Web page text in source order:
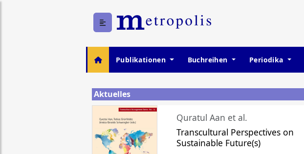
Publikationen Buchreihen Periodika
Aktuelles
Quratul Aan et al.
Transcultural Perspectives on
Sustainable Future(s)